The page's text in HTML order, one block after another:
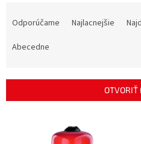
p
Odporúčame Najlacnejšie
Abecedne
OTVORIŤ